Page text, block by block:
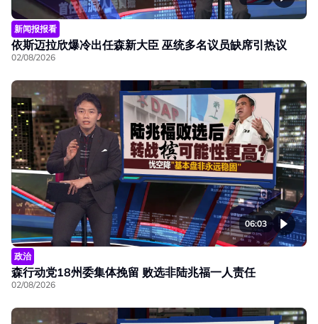
新闻报报看
依斯迈拉欣爆冷出任森新大臣 巫统多名议员缺席引热议
02/08/2026
06:03
政治
森行动党18州委集体挽留 败选非陆兆福一人责任
02/08/2026